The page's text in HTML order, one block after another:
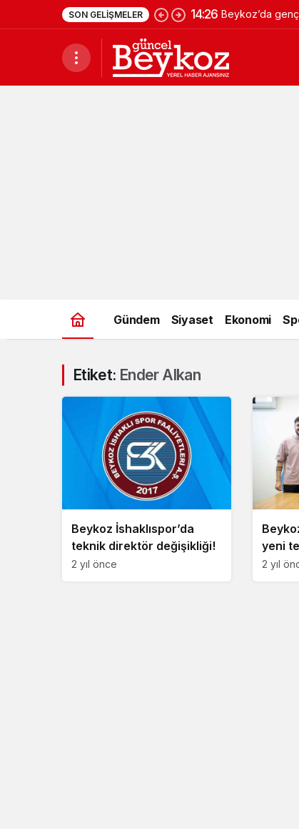
SON GELIŞMELER 14:26 Beykoz’da
Gündem Siyaset Ekonomi
Etiket: Ender Alkan
Beykoz İshaklıspor’da
teknik direktör değişikliği!
2 yıl önce
yeni
oldu
2 yıl